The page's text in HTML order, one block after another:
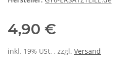
4,90 €
inkl. 19% USt. , zzgl. Versand